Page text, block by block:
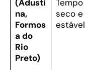
(Adusti
na,
Formos
a do
Rio
Preto)
Tempo
seco e
estável